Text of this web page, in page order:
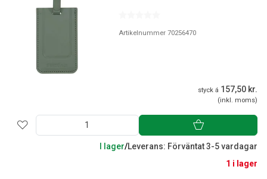
Artikelnummer 70256470
styck á 157,50 kr.
(inkl. moms)
I lager/Leverans: Förväntat 3-5 vardagar
1 i lager